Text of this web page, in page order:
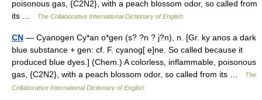
poisonous gas, {C2N2}, with a peach blossom odor, so called from
its …
The Collaborative International Dictionary of English
CN — Cyanogen Cy*an o*gen (s? ?n ? j?n), n. [Gr. ky anos a dark
blue substance + gen: cf. F. cyanog[ e]ne. So called because it
produced blue dyes.] (Chem.) A colorless, inflammable, poisonous
gas, {C2N2}, with a peach blossom odor, so called from its …
The
Collaborative International Dictionary of English